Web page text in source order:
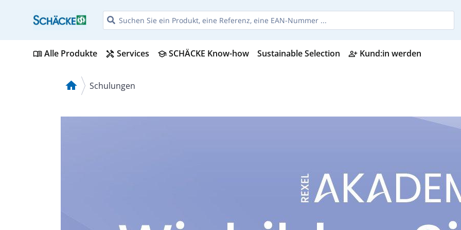
menu_bookAlle Produkte handyman Services schoolSCHÄCKE Know-how Sustainable Selection person_add_alt Kund:in werden
home Schulungen